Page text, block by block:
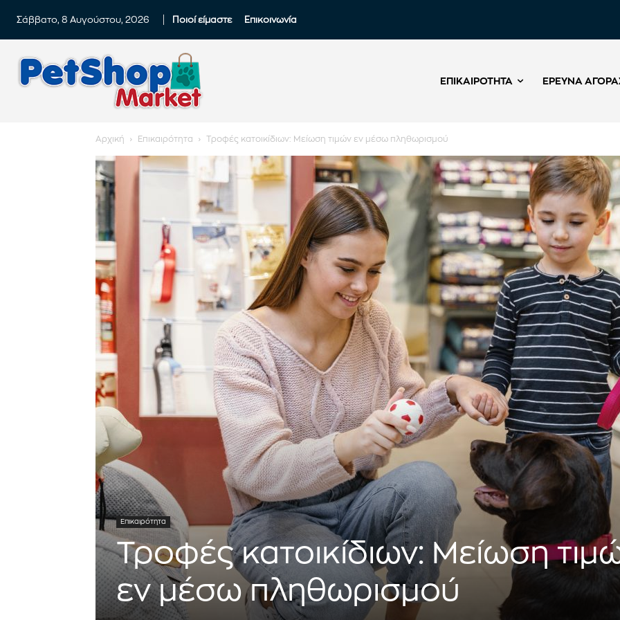
Σάββατο, 8 Αυγούστου, 2026 Ποιοί είμαστε Επικοινωνία
ΕΠΙΚΑΙΡΌΤΗΤΑ ΈΡΕΥΝΑ
Αρχική Επικαιρότητα Τροφές κατοικίδιων: Μείωση τιμών εν μέσω πληθωρισμού
Επικαιρότητα
Τροφές κατοικίδιων: Μείωση
εν μέσω πληθωρισμού